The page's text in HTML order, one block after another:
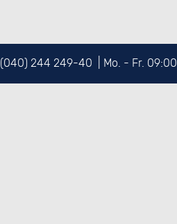
(040) 244 249-40 | Mo. - Fr.